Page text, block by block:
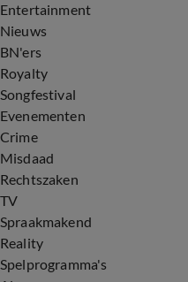
Entertainment
Nieuws
BN'ers
Royalty
Songfestival
Evenementen
Crime
Misdaad
Rechtszaken
TV
Spraakmakend
Reality
Spelprogramma's